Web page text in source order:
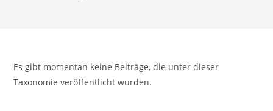
Es gibt momentan keine Beiträge, die unter dieser
Taxonomie veröffentlicht wurden.